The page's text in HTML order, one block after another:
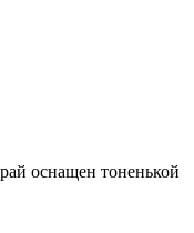
оснащен тоненькой